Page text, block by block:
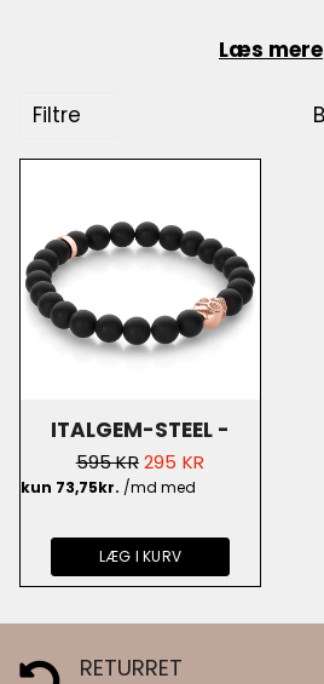
Læs mere
Filtre
ITALGEM-STEEL -
MORTA (ONYX
GEMSTONE PERLER)
NORMALPRIS
595 KR UDSALGSPRIS
295 KR
LÆG I KURV
RETURRET